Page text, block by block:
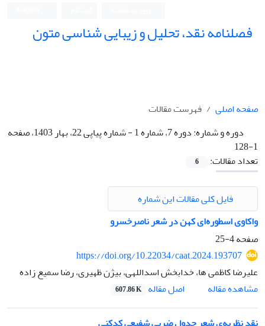
فصلنامه نقد، تحلیل و زیبایی شناسی متون
صفحه اصلی
فهرست مقالات
دوره و شماره:
دوره 7، شماره 1 - شماره پیاپی 22، بهار 1403، صفحه
1-128
تعداد مقالات:
6
فایل کلی مقالات این شماره
واکاوی اسطوره‌ای کهن در شعر ناصرخسرو
صفحه4-25
https://doi.org/10.22034/caat.2024.193707
علیرضا کاظمی ها، خدابخش اسداللهی، بیژن ظهیری، رضا سمیع زاده
مشاهده مقاله
اصل مقاله 607.86 K